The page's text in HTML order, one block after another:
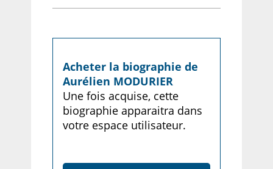
Acheter la biographie de
Aurélien MODURIER
Une fois acquise, cette
biographie apparaitra dans
votre espace utilisateur.